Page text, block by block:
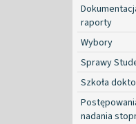
raporty
Wybory
Sprawy
Szkoła
nadania